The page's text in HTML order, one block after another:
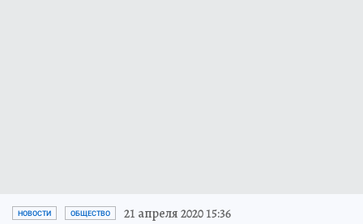
НОВОСТИ ОБЩЕСТВО 21 апреля 2020 15:36